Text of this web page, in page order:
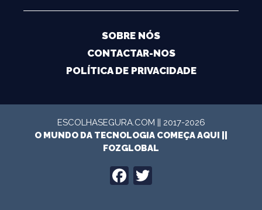
SOBRE NÓS
CONTACTAR-NOS
POLÍTICA DE PRIVACIDADE
ESCOLHASEGURA.COM || 2017-2026
O MUNDO DA TECNOLOGIA COMEÇA AQUI ||
FOZGLOBAL
FACEBOOK